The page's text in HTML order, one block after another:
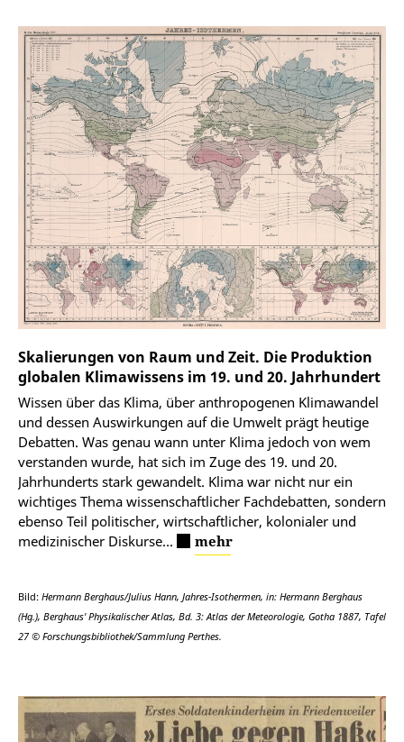
Skalierungen von Raum und Zeit. Die Produktion
globalen Klimawissens im 19. und 20. Jahrhundert
Wissen über das Klima, über anthropogenen Klimawandel
und dessen Auswirkungen auf die Umwelt prägt heutige
Debatten. Was genau wann unter Klima jedoch von wem
verstanden wurde, hat sich im Zuge des 19. und 20.
Jahrhunderts stark gewandelt. Klima war nicht nur ein
wichtiges Thema wissenschaftlicher Fachdebatten, sondern
ebenso Teil politischer, wirtschaftlicher, kolonialer und
medizinischer Diskurse…
mehr
Bild: Hermann Berghaus/Julius Hann, Jahres-Isothermen, in: Hermann Berghaus
(Hg.), Berghaus' Physikalischer Atlas, Bd. 3: Atlas der Meteorologie, Gotha 1887, Tafel
27 © Forschungsbibliothek/Sammlung Perthes.